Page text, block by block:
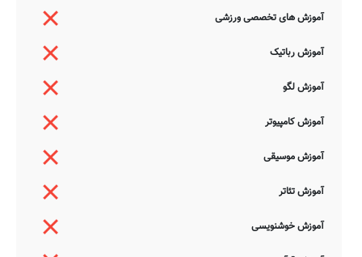
آموزش های تخصصی ورزشی
آموزش رباتیک
آموزش لگو
آموزش کامپیوتر
آموزش موسیقی
آموزش تئاتر
آموزش خوشنویسی